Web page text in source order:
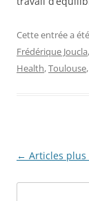
Cette entrée a
Frédérique Joucla,
Health,Toulouse
Navigation
← Articles plus